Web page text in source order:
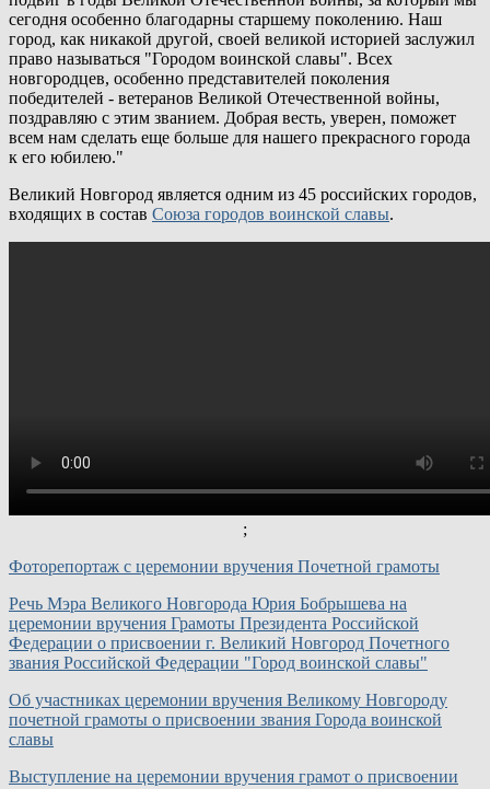
сегодня особенно благодарны старшему поколению. Наш
город, как никакой другой, своей великой историей заслужил
право называться "Городом воинской славы". Всех
новгородцев, особенно представителей поколения
победителей - ветеранов Великой Отечественной войны,
поздравляю с этим званием. Добрая весть, уверен, поможет
всем нам сделать еще больше для нашего прекрасного города
к его юбилею."
Великий Новгород является одним из 45 российских городов,
входящих в состав Союза городов воинской славы.
;
Фоторепортаж с церемонии вручения Почетной грамоты
Речь Мэра Великого Новгорода Юрия Бобрышева на
церемонии вручения Грамоты Президента Российской
Федерации о присвоении г. Великий Новгород Почетного
звания Российской Федерации "Город воинской славы"
Об участниках церемонии вручения Великому Новгороду
почетной грамоты о присвоении звания Города воинской
славы
Выступление на церемонии вручения грамот о присвоении